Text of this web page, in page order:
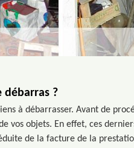
?
à débarrasser. Avant de
vos objets. En effet, ces
de la facture de la